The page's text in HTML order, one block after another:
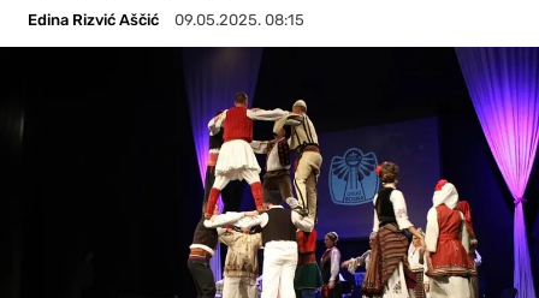
Edina Rizvić Aščić 09.05.2025. 08:15